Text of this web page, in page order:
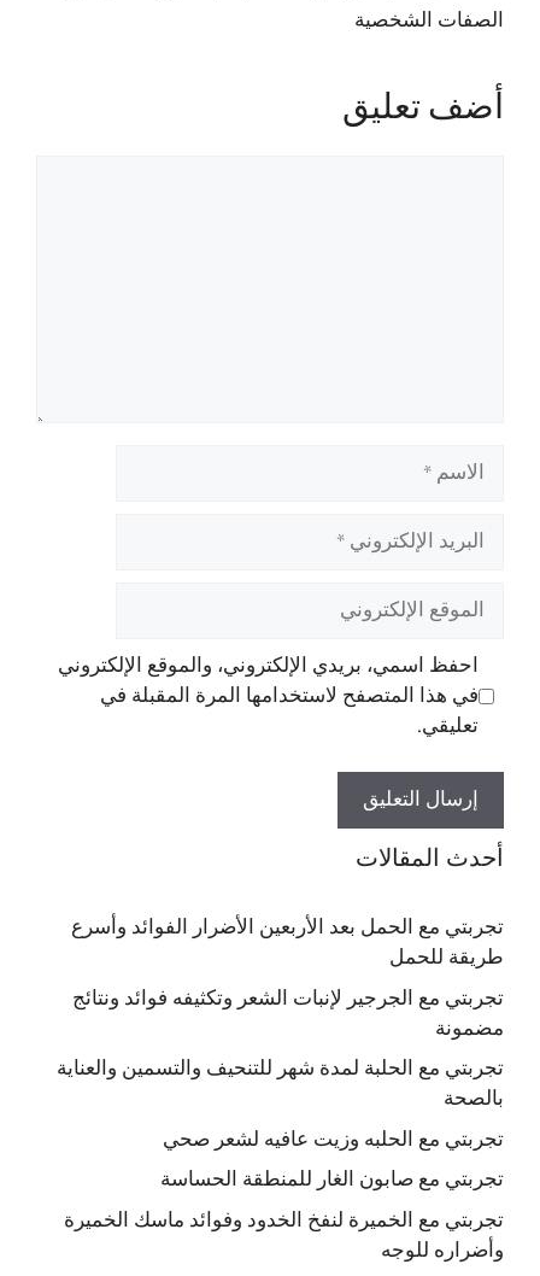
الصفات الشخصية
أضف تعليق
الاسم
البريد
الإلكتروني
الموقع
الإلكتروني
احفظ اسمي، بريدي الإلكتروني، والموقع الإلكتروني
في هذا المتصفح لاستخدامها المرة المقبلة في
تعليقي.
أحدث المقالات
تجربتي مع الحمل بعد الأربعين الأضرار الفوائد وأسرع
طريقة للحمل
تجربتي مع الجرجير لإنبات الشعر وتكثيفه فوائد ونتائج
مضمونة
تجربتي مع الحلبة لمدة شهر للتنحيف والتسمين والعناية
بالصحة
تجربتي مع الحلبه وزيت عافيه لشعر صحي
تجربتي مع صابون الغار للمنطقة الحساسة
تجربتي مع الخميرة لنفخ الخدود وفوائد ماسك الخميرة
وأضراره للوجه